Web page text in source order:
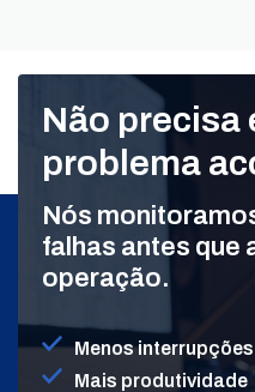
Não precisa
problema
Nós
falhas antes que
operação.
Menos interrupções
Mais produtividade